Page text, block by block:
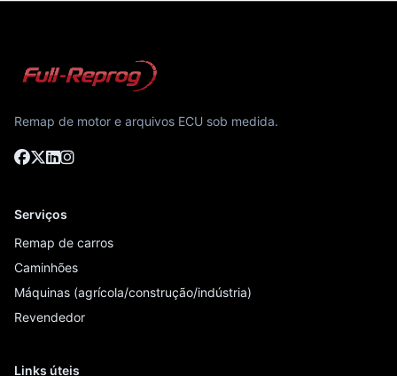
Remap de motor e arquivos ECU sob medida.
Serviços
Remap de carros
Caminhões
Máquinas (agrícola/construção/indústria)
Revendedor
Links úteis